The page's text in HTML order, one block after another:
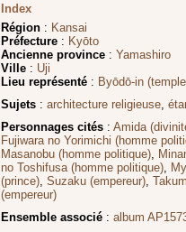
Index
Région : Kansai
Préfecture : Kyōto
Ancienne province : Yamashiro
Ville : Uji
Lieu représenté : Byōdō-in
Sujets : architecture religieuse,
Personnages cités : Amida
Fujiwara no Yorimichi (homme
Masanobu (homme politique),
no Toshifusa (homme politique),
(prince), Suzaku (empereur),
(empereur)
Ensemble associé : album